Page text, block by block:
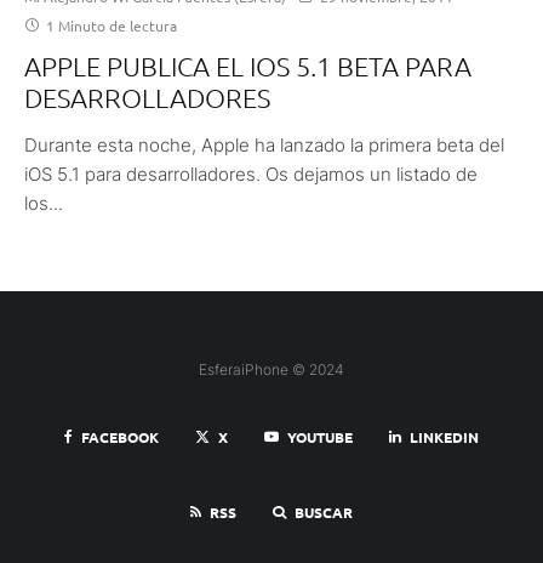
1 Minuto de lectura
APPLE PUBLICA EL IOS 5.1 BETA PARA
DESARROLLADORES
Durante esta noche, Apple ha lanzado la primera beta del
iOS 5.1 para desarrolladores. Os dejamos un listado de
los...
EsferaiPhone © 2024
FACEBOOK X YOUTUBE LINKEDIN
RSS BUSCAR